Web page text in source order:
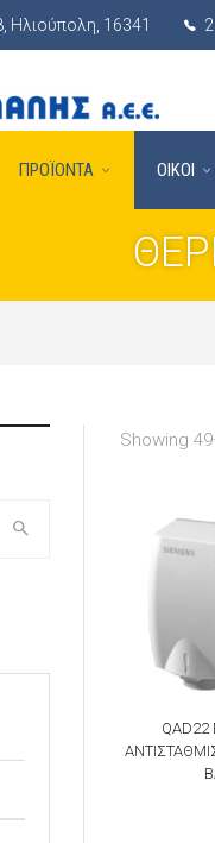
Ηλιούπολη, 16341
ΠΡΟΪΟΝΤΑ OIKOI
Showing